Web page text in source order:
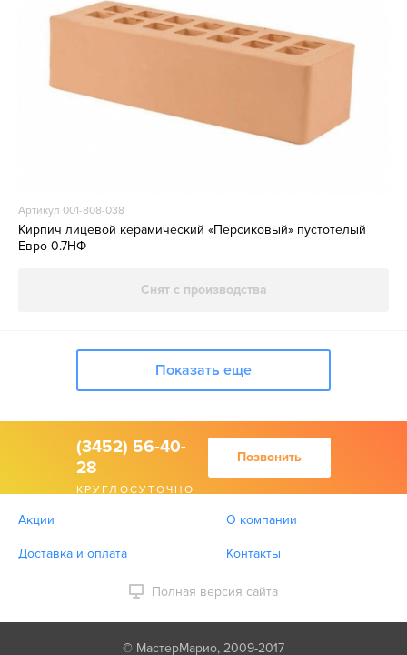
Артикул 001-808-038
Кирпич лицевой керамический «Персиковый» пустотелый
Евро 0.7НФ
Снят с производства
Показать еще
(3452) 56-40-
28
КРУГЛОСУТОЧНО
Позвонить
Акции О компании
Доставка и оплата Контакты
Полная версия сайта
© МастерМарио, 2009-2017